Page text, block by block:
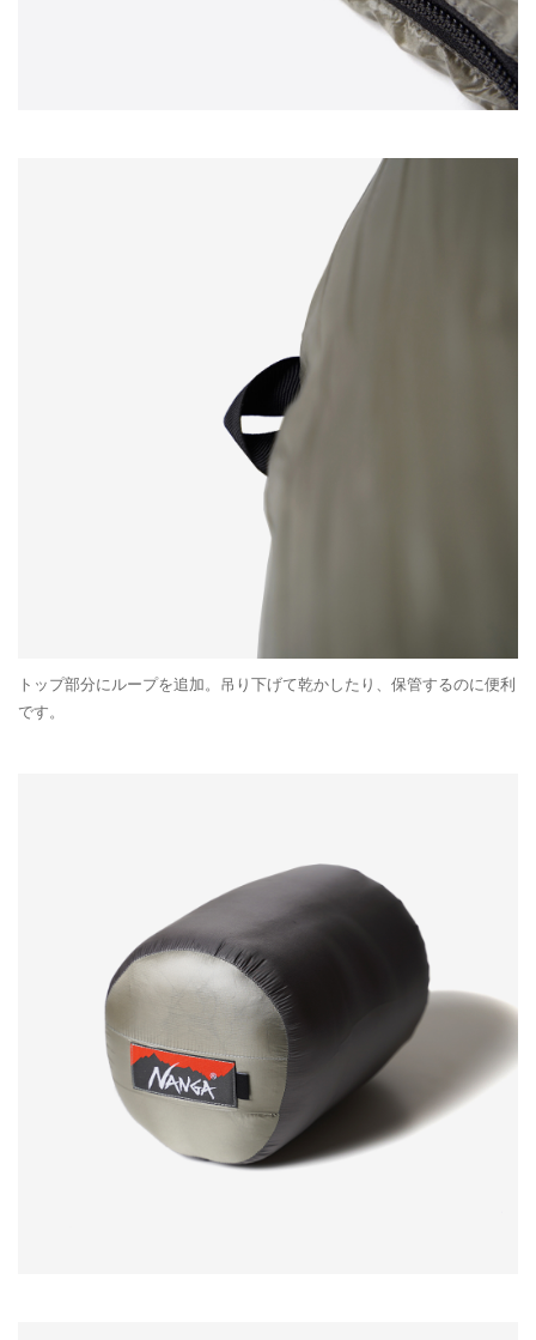
トップ部分にループを追加。吊り下げて乾かしたり、保管するのに便利
です。